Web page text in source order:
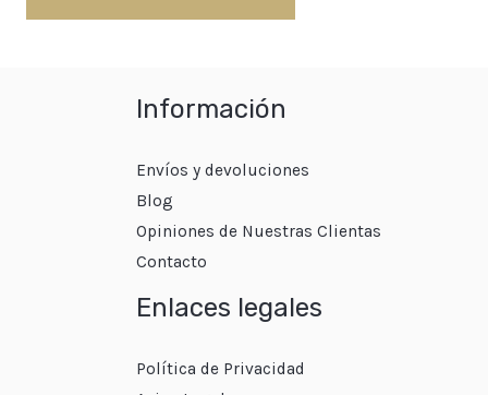
Información
Envíos y devoluciones
Blog
Opiniones de Nuestras Clientas
Contacto
Enlaces legales
Política de Privacidad